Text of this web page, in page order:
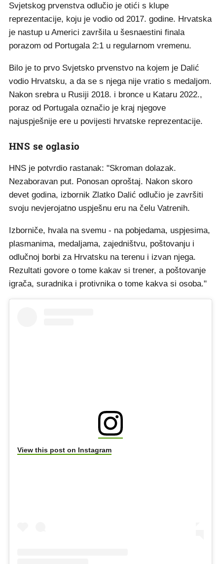
Svjetskog prvenstva odlučio je otići s klupe
reprezentacije, koju je vodio od 2017. godine. Hrvatska
je nastup u Americi završila u šesnaestini finala
porazom od Portugala 2:1 u regularnom vremenu.
Bilo je to prvo Svjetsko prvenstvo na kojem je Dalić
vodio Hrvatsku, a da se s njega nije vratio s medaljom.
Nakon srebra u Rusiji 2018. i bronce u Kataru 2022.,
poraz od Portugala označio je kraj njegove
najuspješnije ere u povijesti hrvatske reprezentacije.
HNS se oglasio
HNS je potvrdio rastanak: "Skroman dolazak.
Nezaboravan put. Ponosan oproštaj. Nakon skoro
devet godina, izbornik Zlatko Dalić odlučio je završiti
svoju nevjerojatno uspješnu eru na čelu Vatrenih.
Izborniče, hvala na svemu - na pobjedama, uspjesima,
plasmanima, medaljama, zajedništvu, poštovanju i
odlučnoj borbi za Hrvatsku na terenu i izvan njega.
Rezultati govore o tome kakav si trener, a poštovanje
igrača, suradnika i protivnika o tome kakva si osoba."
View this post on Instagram